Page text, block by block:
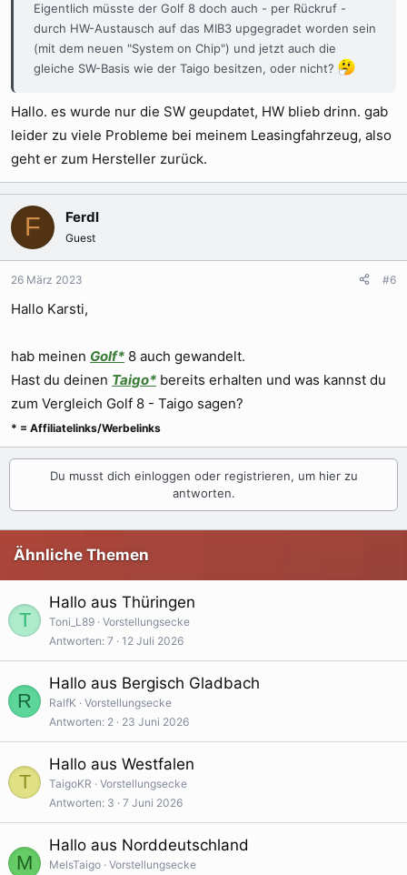
Eigentlich müsste der Golf 8 doch auch - per Rückruf -
durch HW-Austausch auf das MIB3 upgegradet worden sein
(mit dem neuen "System on Chip") und jetzt auch die
gleiche SW-Basis wie der Taigo besitzen, oder nicht?
Hallo. es wurde nur die SW geupdatet, HW blieb drinn. gab
leider zu viele Probleme bei meinem Leasingfahrzeug, also
geht er zum Hersteller zurück.
F Ferdl
Guest
26 März 2023 #6
Hallo Karsti,
hab meinen Golf* 8 auch gewandelt.
Hast du deinen Taigo* bereits erhalten und was kannst du
zum Vergleich Golf 8 - Taigo sagen?
* = Affiliatelinks/Werbelinks
Du musst dich einloggen oder registrieren, um hier zu
antworten.
Ähnliche Themen
T
Hallo aus Thüringen
Toni_L89 Vorstellungsecke
Antworten 7 12 Juli 2026
R
Hallo aus Bergisch Gladbach
RalfK
Vorstellungsecke
Antworten 2 23 Juni 2026
T
Hallo aus Westfalen
TaigoKR
Vorstellungsecke
Antworten 3 7 Juni 2026
M
Hallo aus Norddeutschland
MelsTaigo Vorstellungsecke